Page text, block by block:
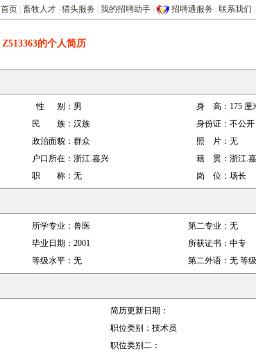
首页 畜牧人才 猎头服务 我的招聘助手 招聘通服务 联系我们
Z513363的个人简历
性 别： 男 身 高： 175 厘
民 族： 汉族 身份证： 不公开
政治面貌： 群众 照 片： 无
户口所在： 浙江.嘉兴 籍 贯： 浙江.
职 称： 无 岗 位： 场长
所学专业： 兽医 第二专业： 无
毕业日期： 2001 所获证书： 中专
等级水平： 无 第二外语： 无 等
简历更新日期：
职位类别： 技术员
职位类别二：